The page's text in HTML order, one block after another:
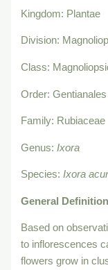
Kingdom: Plantae
Division:
Class:
Order: Gentianales
Family: Rubiaceae
Genus: Ixora
Species:Ixora
General Definition
Based on
to inflorescences
flowers grow in